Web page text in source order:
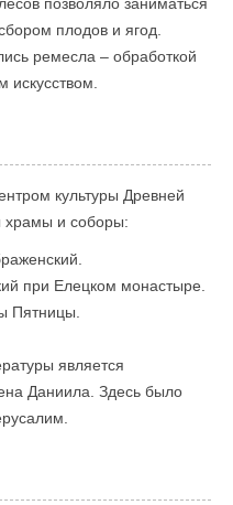
плодов и ягод.
ремесла – обработкой
культуры Древней
храмы и соборы:
при Елецком монастыре.
Пятницы.
является
Даниила. Здесь было